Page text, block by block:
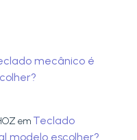
mecânico é
em Teclado
modelo escolher?